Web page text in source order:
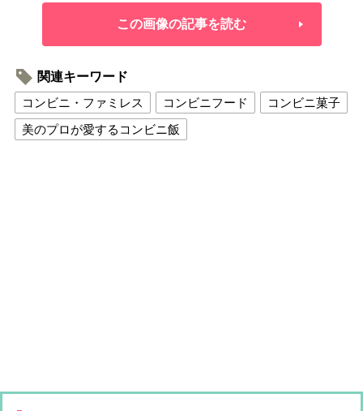
この画像の記事を読む
関連キーワード
コンビニ・ファミレス
コンビニフード
コンビニ菓子
美のプロが愛するコンビニ飯